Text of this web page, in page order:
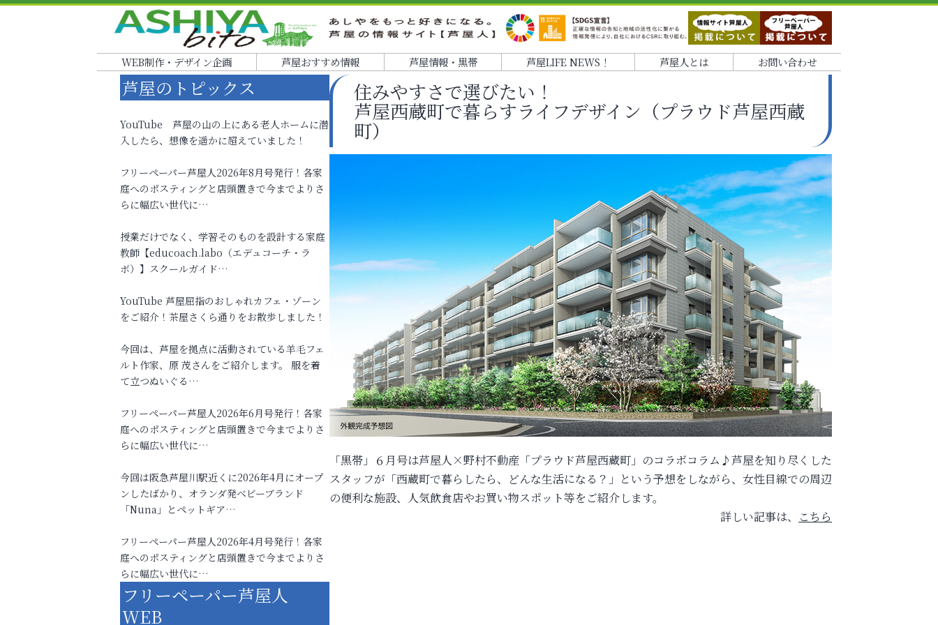
WEB制作・デザイン企画 芦屋おすすめ情報 芦屋情報・黒帯 芦屋LIFE NEWS！ 芦屋人とは お問い合わせ
住みやすさで選びたい！
芦屋西蔵町で暮らすライフデザイン（プラウド芦屋西蔵
町）
「黒帯」６月号は芦屋人×野村不動産「プラウド芦屋西蔵町」のコラボコラム♪芦屋を知り尽くした
スタッフが「西蔵町で暮らしたら、どんな生活になる？」という予想をしながら、女性目線での周辺
の便利な施設、人気飲食店やお買い物スポット等をご紹介します。
詳しい記事は、
こちら
芦屋のトピックス
YouTube 芦屋の山の上にある老人ホームに潜
入したら、想像を遥かに超えていました！
フリーペーパー芦屋人2026年8月号発行！各家
庭へのポスティングと店頭置きで今までよりさ
らに幅広い世代に…
授業だけでなく、学習そのものを設計する家庭
教師【educoach.labo（エデュコーチ・ラ
ボ）】スクールガイド…
YouTube 芦屋屈指のおしゃれカフェ・ゾーン
をご紹介！茶屋さくら通りをお散歩しました！
今回は、芦屋を拠点に活動されている羊毛フェ
ルト作家、原 茂さんをご紹介します。 服を着
て立つぬいぐる…
フリーペーパー芦屋人2026年6月号発行！各家
庭へのポスティングと店頭置きで今までよりさ
らに幅広い世代に…
今回は阪急芦屋川駅近くに2026年4月にオープ
ンしたばかり、オランダ発ベビーブランド
「Nuna」とペットギア…
フリーペーパー芦屋人2026年4月号発行！各家
庭へのポスティングと店頭置きで今までよりさ
らに幅広い世代に…
フリーペーパー芦屋人
WEB